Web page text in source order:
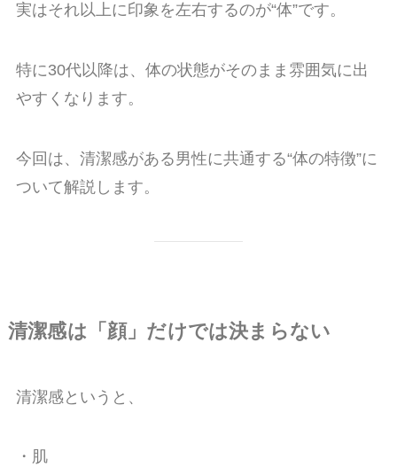
実はそれ以上に印象を左右するのが“体”です。
特に30代以降は、体の状態がそのまま雰囲気に出
やすくなります。
今回は、清潔感がある男性に共通する“体の特徴”に
ついて解説します。
清潔感は「顔」だけでは決まらない
清潔感というと、
・肌